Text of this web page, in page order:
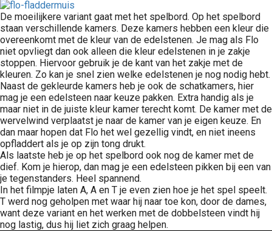
De moeilijkere variant gaat met het spelbord. Op het spelbord
staan verschillende kamers. Deze kamers hebben een kleur die
overeenkomt met de kleur van de edelstenen. Je mag als Flo
niet opvliegt dan ook alleen die kleur edelstenen in je zakje
stoppen. Hiervoor gebruik je de kant van het zakje met de
kleuren. Zo kan je snel zien welke edelstenen je nog nodig hebt.
Naast de gekleurde kamers heb je ook de schatkamers, hier
mag je een edelsteen naar keuze pakken. Extra handig als je
maar niet in de juiste kleur kamer terecht komt. De kamer met de
wervelwind verplaatst je naar de kamer van je eigen keuze. En
dan maar hopen dat Flo het wel gezellig vindt, en niet ineens
opfladdert als je op zijn tong drukt.
Als laatste heb je op het spelbord ook nog de kamer met de
dief. Kom je hierop, dan mag je een edelsteen pikken bij een van
je tegenstanders. Heel spannend.
In het filmpje laten A, A en T je even zien hoe je het spel speelt.
T werd nog geholpen met waar hij naar toe kon, door de dames,
want deze variant en het werken met de dobbelsteen vindt hij
nog lastig, dus hij liet zich graag helpen.